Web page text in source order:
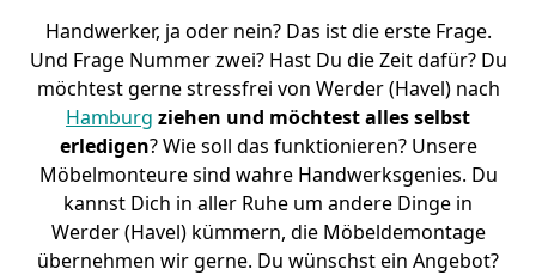
Handwerker, ja oder nein? Das ist die erste Frage.
Und Frage Nummer zwei? Hast Du die Zeit dafür? Du
möchtest gerne stressfrei von Werder (Havel) nach
Hamburg ziehen und möchtest alles selbst
erledigen? Wie soll das funktionieren? Unsere
Möbelmonteure sind wahre Handwerksgenies. Du
kannst Dich in aller Ruhe um andere Dinge in
Werder (Havel) kümmern, die Möbeldemontage
übernehmen wir gerne. Du wünschst ein Angebot?